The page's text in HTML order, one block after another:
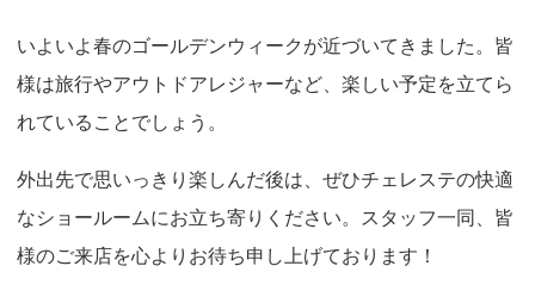
いよいよ春のゴールデンウィークが近づいてきました。皆
様は旅行やアウトドアレジャーなど、楽しい予定を立てら
れていることでしょう。
外出先で思いっきり楽しんだ後は、ぜひチェレステの快適
なショールームにお立ち寄りください。スタッフ一同、皆
様のご来店を心よりお待ち申し上げております！
n